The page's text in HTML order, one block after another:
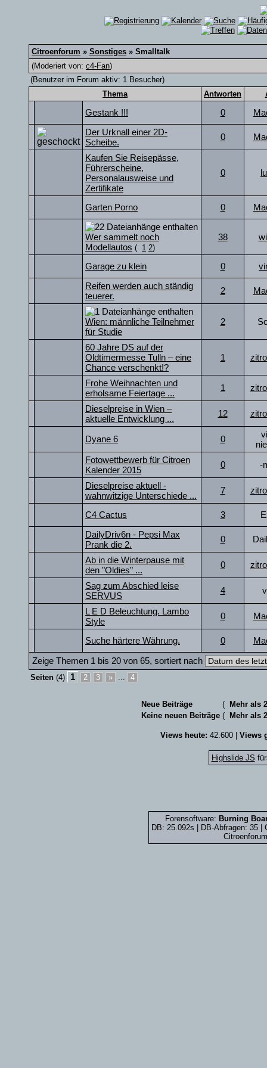
Citroenforum » Sonstiges » Smalltalk
(Moderiert von: c4-Fan)
(Benutzer im Forum aktiv: 1 Besucher)
Thema
Antworten
Gestank !!! 0
Der Urknall einer 2D-
Scheibe.
0
Kaufen Sie Reisepässe,
Führerscheine,
Personalausweise und
Zertifikate
0
Garten Porno 0
Wer sammelt noch
Modellautos ( 1 2)
38
Garage zu klein 0
Reifen werden auch ständig
teuerer.
2
Wien: männliche Teilnehmer
für Studie
2
60 Jahre DS auf der
Oldtimermesse Tulln – eine
Chance verschenkt!?
1
Frohe Weihnachten und
erholsame Feiertage ...
1
Dieselpreise in Wien –
aktuelle Entwicklung ...
12
Dyane 6 0
Fotowettbewerb für Citroen
Kalender 2015
0 -
Dieselpreise aktuell -
wahnwitzige Unterschiede ...
7
C4 Cactus 3
DailyDriv6n - Pepsi Max
Prank die 2.
0
Ab in die Winterpause mit
den "Oldies" ...
0
Sag zum Abschied leise
SERVUS
4
L E D Beleuchtung. Lambo
Style
0
Suche härtere Währung. 0
Zeige Themen 1 bis 20 von 65, sortiert nach
Seiten (4) 1 2 3 » ... 4
Neue Beiträge (
Mehr als
Keine neuen Beiträge ( Mehr als
Views heute: 42.600 | Views
Highslide JS
Forensoftware: Burning
DB: 25.092s | DB-Abfragen: 35